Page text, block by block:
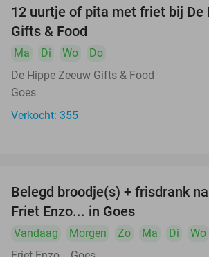
12 uurtje of pita met friet bij De
Gifts & Food
Ma Di Wo
Do
De Hippe Zeeuw Gifts & Food
Goes
Verkocht: 355
Belegd broodje(s) + frisdrank
Friet Enzo... in Goes
Vandaag Morgen Zo Ma Di Wo